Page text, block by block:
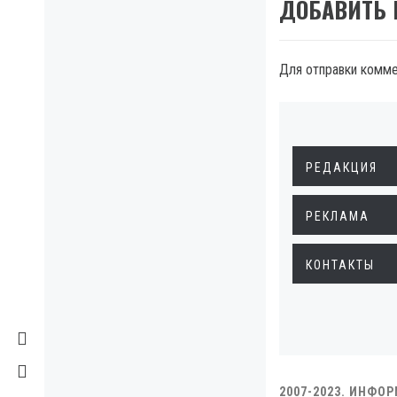
ДОБАВИТЬ
Для отправки
РЕДАКЦИЯ
РЕКЛАМА
КОНТАКТЫ
2007-2023.